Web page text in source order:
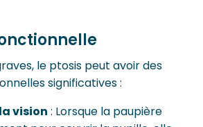
le ptosis peut avoir des
significatives :
vision : Lorsque la paupière